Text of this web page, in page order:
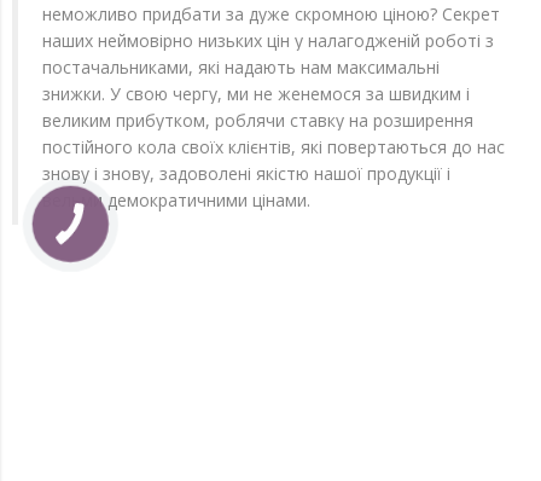
неможливо придбати за дуже скромною ціною? Секрет
наших неймовірно низьких цін у налагодженій роботі з
постачальниками, які надають нам максимальні
знижки. У свою чергу, ми не женемося за швидким і
великим прибутком, роблячи ставку на розширення
постійного кола своїх клієнтів, які повертаються до нас
знову і знову, задоволені якістю нашої продукції і
вельми демократичними цінами.